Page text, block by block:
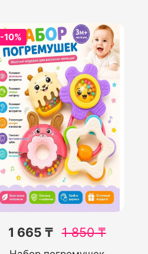
-10%
1 665 ₸ 1 850₸